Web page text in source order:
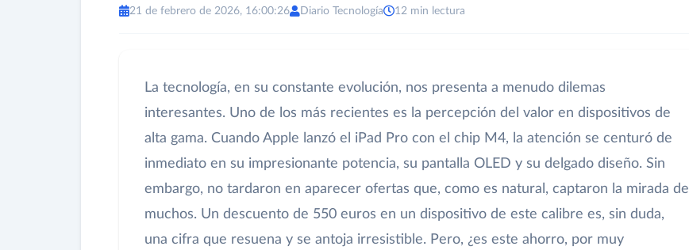
21 de febrero de 2026, 16:00:26 Diario Tecnología 12 min lectura
La tecnología, en su constante evolución, nos presenta a menudo dilemas
interesantes. Uno de los más recientes es la percepción del valor en dispositivos de
alta gama. Cuando Apple lanzó el iPad Pro con el chip M4, la atención se centuró de
inmediato en su impresionante potencia, su pantalla OLED y su delgado diseño. Sin
embargo, no tardaron en aparecer ofertas que, como es natural, captaron la mirada de
muchos. Un descuento de 550 euros en un dispositivo de este calibre es, sin duda,
una cifra que resuena y se antoja irresistible. Pero, ¿es este ahorro, por muy